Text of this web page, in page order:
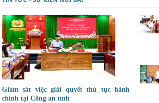
Giám sát việc giải quyết thủ tục hành
chính tại Công an tỉnh